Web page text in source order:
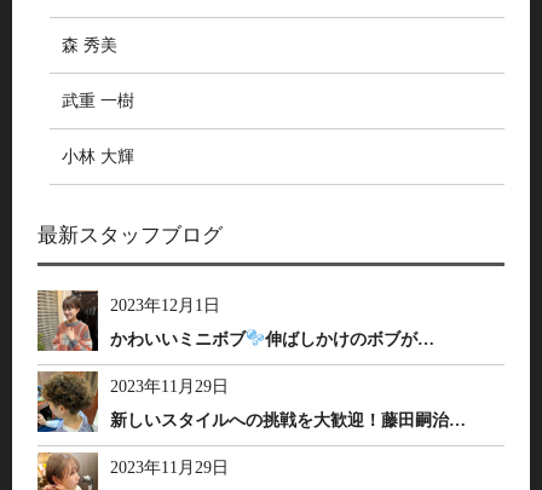
森 秀美
武重 一樹
小林 大輝
最新スタッフブログ
2023年12月1日
かわいいミニボブ
伸ばしかけのボブが…
2023年11月29日
新しいスタイルへの挑戦を大歓迎！藤田嗣治…
2023年11月29日